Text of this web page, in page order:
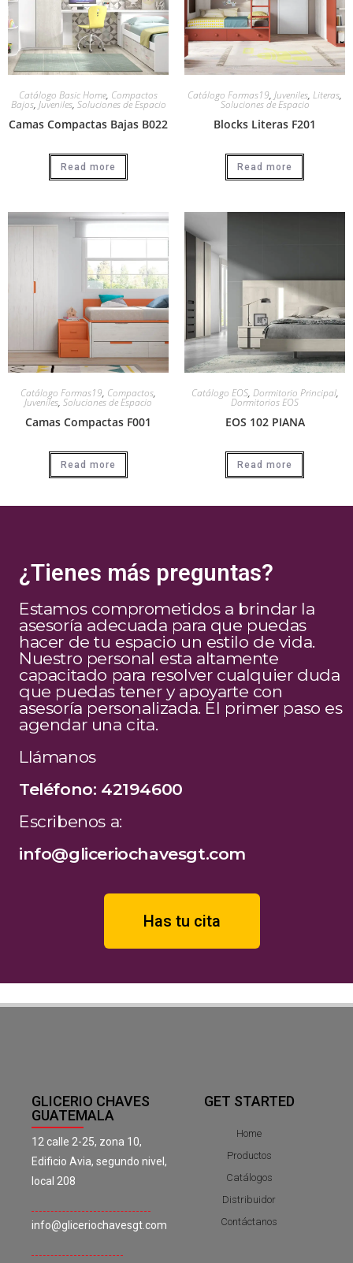
Catálogo Basic Home, Compactos
Bajos, Juveniles, Soluciones de Espacio
Camas Compactas Bajas B022
Read more
Catálogo Formas19, Juveniles, Literas,
Soluciones de Espacio
Blocks Literas F201
Read more
Catálogo Formas19, Compactos,
Juveniles, Soluciones de Espacio
Camas Compactas F001
Read more
Catálogo EOS, Dormitorio Principal,
Dormitorios EOS
EOS 102 PIANA
Read more
¿Tienes más preguntas?
Estamos comprometidos a brindar la
asesoría adecuada para que puedas
hacer de tu espacio un estilo de vida.
Nuestro personal esta altamente
capacitado para resolver cualquier duda
que puedas tener y apoyarte con
asesoría personalizada. El primer paso es
agendar una cita.
Llámanos
Teléfono: 42194600
Escribenos a:
info@gliceriochavesgt.com
Has tu cita
GLICERIO CHAVES
GUATEMALA
12 calle 2-25, zona 10,
Edificio Avia, segundo nivel,
local 208
info@gliceriochavesgt.com
GET STARTED
Home
Productos
Catálogos
Distribuidor
Contáctanos